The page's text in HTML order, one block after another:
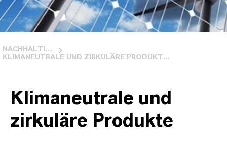
NACHHALTIGES PRODUKTPORTFOLIO
KLIMANEUTRALE UND ZIRKULÄRE PRODUKT...
Klimaneutrale und
zirkuläre Produkte